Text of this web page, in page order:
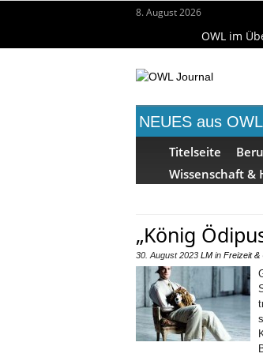
8. August 2026
OWL im
NEUES aus OWL
Titelseite
Wissenschaft &
„König
30. August 2023 LM in Freizeit &